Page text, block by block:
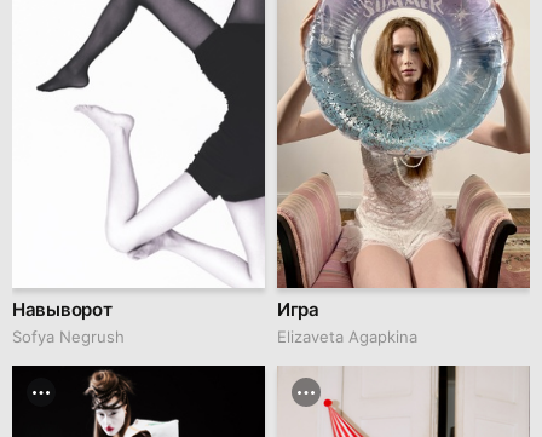
Навыворот
Sofya Negrush
Игра
Elizaveta Agapkina